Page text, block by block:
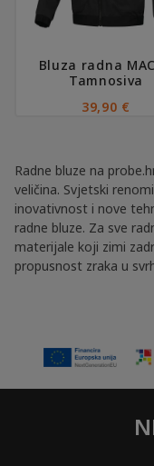
Radne bluze na
veličina. Svjetski
inovativnost i nove
radne bluze. Za sve
materijale koji zimi
propusnost zraka u
Bluza radna
Tamnosiva
39,90 €
mogu
odabrati
stranici
proizvoda